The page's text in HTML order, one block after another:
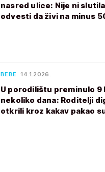
nasred ulice: Nije ni
odvesti da živi na minus
BEBE 14.1.2026.
U porodilištu preminulo 9
nekoliko dana: Roditelji
otkrili kroz kakav pakao